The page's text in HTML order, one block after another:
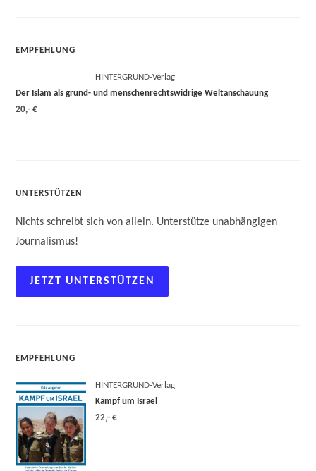
EMPFEHLUNG
HINTERGRUND-Verlag
Der Islam als grund- und menschenrechtswidrige Weltanschauung
20,- €
UNTERSTÜTZEN
Nichts schreibt sich von allein. Unterstütze unabhängigen
Journalismus!
JETZT UNTERSTÜTZEN
EMPFEHLUNG
HINTERGRUND-Verlag
Kampf um Israel
22,- €